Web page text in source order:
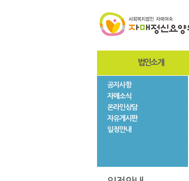
법인소개
사진자료
법인현황
공지사항
자매소식
온라인상담
자유게시판
일정안내